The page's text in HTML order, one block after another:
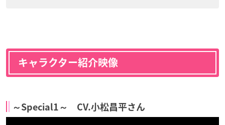
キャラクター紹介映像
～Special1～ CV.小松昌平さん